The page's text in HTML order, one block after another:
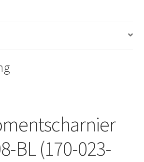
BL (170-023-